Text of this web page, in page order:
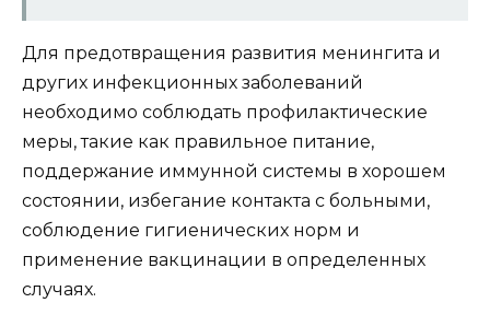
Для предотвращения развития менингита и
других инфекционных заболеваний
необходимо соблюдать профилактические
меры, такие как правильное питание,
поддержание иммунной системы в хорошем
состоянии, избегание контакта с больными,
соблюдение гигиенических норм и
применение вакцинации в определенных
случаях.